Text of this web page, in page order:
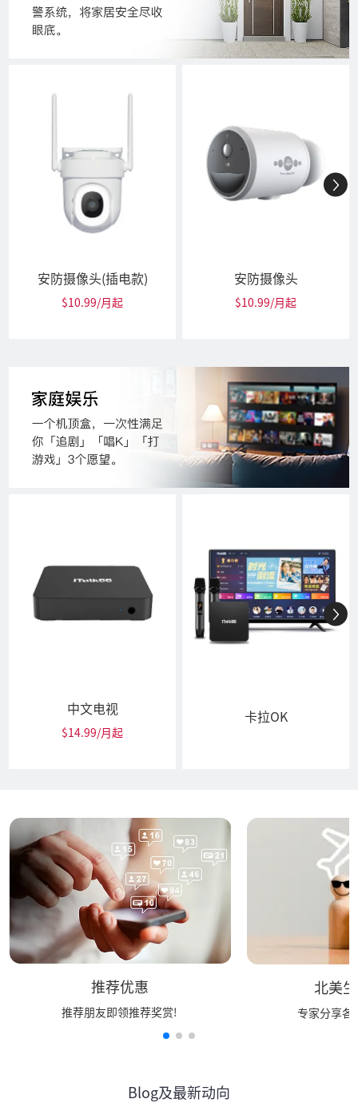
安防摄像头(插电款)
$10.99/月起
安防摄像头
$10.99/月起
中文电视
$14.99/月起
卡拉OK
推荐优惠
推荐朋友即领推荐奖赏!
北美
专家分享
Blog及最新动向